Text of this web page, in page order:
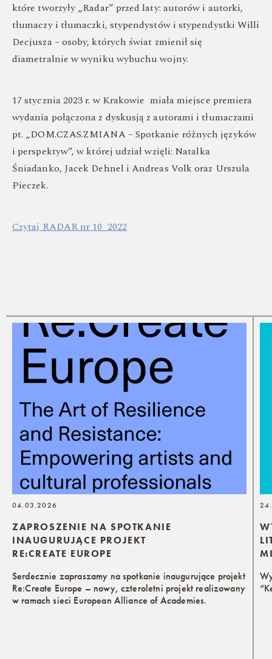
które tworzyły „Radar” przed laty: autorów i autorki,
tłumaczy i tłumaczki, stypendystów i stypendystki Willi
Decjusza – osoby, których świat zmienił się
diametralnie w wyniku wybuchu wojny.
17 stycznia 2023 r. w Krakowie miała miejsce premiera
wydania połączona z dyskusją z autorami i tłumaczami
pt. „DOM.CZAS.ZMIANA – Spotkanie różnych języków
i perspektyw”, w której udział wzięli: Natalka
Śniadanko, Jacek Dehnel i Andreas Volk oraz Urszula
Pieczek.
Czytaj RADAR nr 10_2022
ZAPROSZENIE NA SPOTKANIE
INAUGURUJĄCE PROJEKT
RE:CREATE EUROPE
04.03.2026
Serdecznie zapraszamy na spotkanie inaugurujące projekt
Re:Create Europe – nowy, czteroletni projekt realizowany
w ramach sieci European Alliance of Academies.